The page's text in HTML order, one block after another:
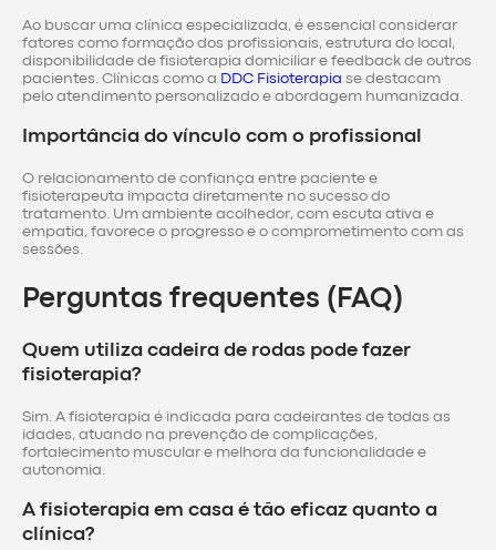
Ao buscar uma clínica especializada, é essencial considerar
fatores como formação dos profissionais, estrutura do local,
disponibilidade de fisioterapia domiciliar e feedback de outros
pacientes. Clínicas como a DDC Fisioterapia se destacam
pelo atendimento personalizado e abordagem humanizada.
Importância do vínculo com o profissional
O relacionamento de confiança entre paciente e
fisioterapeuta impacta diretamente no sucesso do
tratamento. Um ambiente acolhedor, com escuta ativa e
empatia, favorece o progresso e o comprometimento com as
sessões.
Perguntas frequentes (FAQ)
Quem utiliza cadeira de rodas pode fazer
fisioterapia?
Sim. A fisioterapia é indicada para cadeirantes de todas as
idades, atuando na prevenção de complicações,
fortalecimento muscular e melhora da funcionalidade e
autonomia.
A fisioterapia em casa é tão eficaz quanto a
clínica?